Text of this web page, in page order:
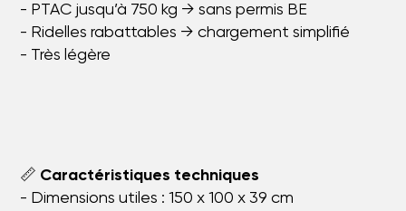
- PTAC jusqu’à 750 kg → sans permis BE
- Ridelles rabattables → chargement simplifié
- Très légère
📏 Caractéristiques techniques
- Dimensions utiles : 150 x 100 x 39 cm